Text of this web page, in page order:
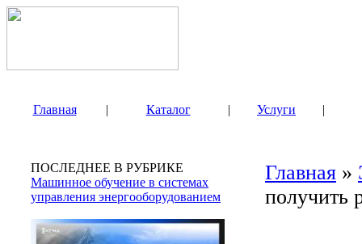
Главная | Каталог | Услуги |
ПОСЛЕДНЕЕ В РУБРИКЕ
Машинное обучение в системах
управления энергооборудованием
Главная »
получить